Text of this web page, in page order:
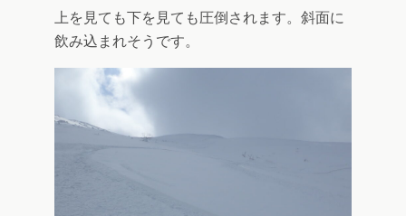
上を見ても下を見ても圧倒されます。斜面に
飲み込まれそうです。